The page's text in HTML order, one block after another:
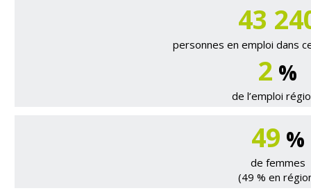
43
personnes en emploi dans
2 %
de l’emploi
49 %
de femmes
(49 % en